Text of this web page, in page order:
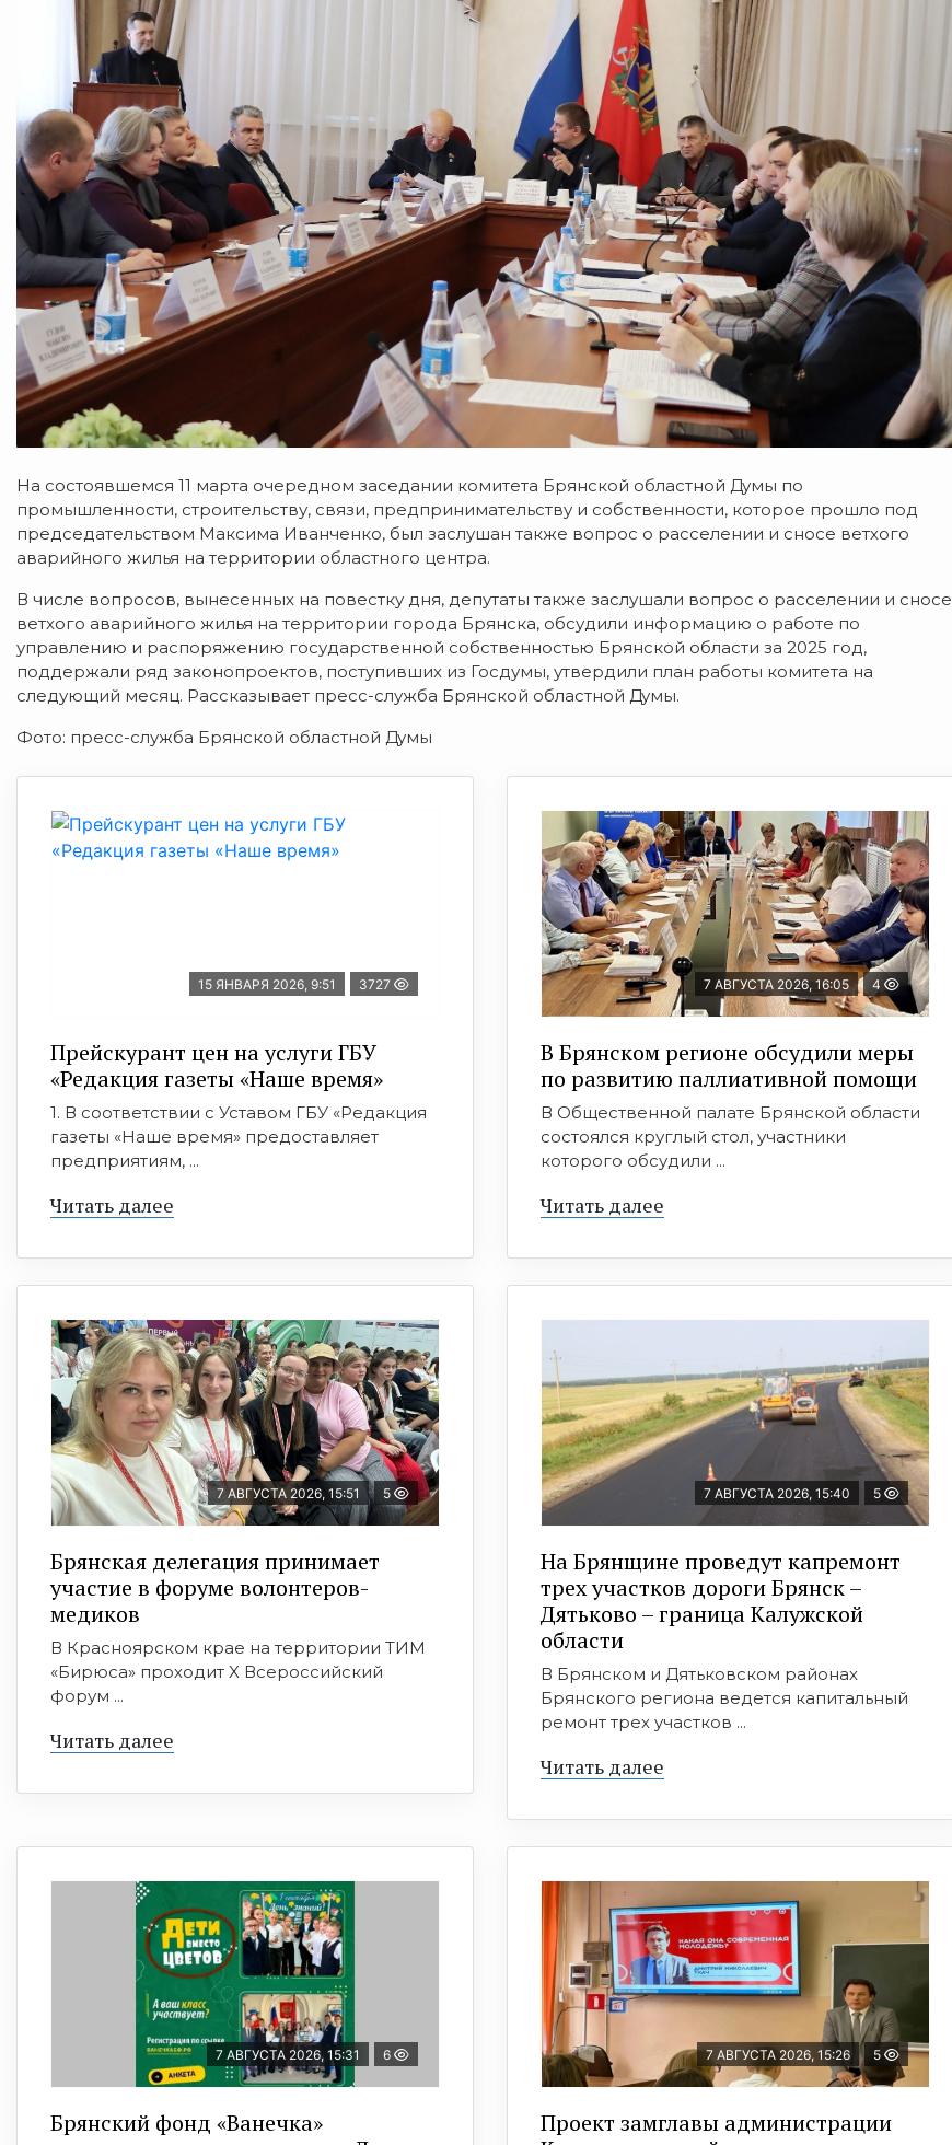
На состоявшемся 11 марта очередном заседании комитета Брянской областной Думы по
промышленности, строительству, связи, предпринимательству и собственности, которое прошло под
председательством Максима Иванченко, был заслушан также вопрос о расселении и сносе ветхого
аварийного жилья на территории областного центра.
В числе вопросов, вынесенных на повестку дня, депутаты также заслушали вопрос о расселении и сносе
ветхого аварийного жилья на территории города Брянска, обсудили информацию о работе по
управлению и распоряжению государственной собственностью Брянской области за 2025 год,
поддержали ряд законопроектов, поступивших из Госдумы, утвердили план работы комитета на
следующий месяц. Рассказывает пресс-служба Брянской областной Думы.
Фото: пресс-служба Брянской областной Думы
15 ЯНВАРЯ 2026, 9:51 3727
Прейскурант цен на услуги ГБУ
«Редакция газеты «Наше время»
1. В соответствии с Уставом ГБУ «Редакция
газеты «Наше время» предоставляет
предприятиям, ...
Читать далее
7 АВГУСТА 2026, 16:05 4
В Брянском регионе обсудили меры
по развитию паллиативной помощи
В Общественной палате Брянской области
состоялся круглый стол, участники
которого обсудили ...
Читать далее
7 АВГУСТА 2026, 15:51 5
Брянская делегация принимает
участие в форуме волонтеров-
медиков
В Красноярском крае на территории ТИМ
«Бирюса» проходит X Всероссийский
форум ...
Читать далее
7 АВГУСТА 2026, 15:40 5
На Брянщине проведут капремонт
трех участков дороги Брянск –
Дятьково – граница Калужской
области
В Брянском и Дятьковском районах
Брянского региона ведется капитальный
ремонт трех участков ...
Читать далее
7 АВГУСТА 2026, 15:31 6
Брянский фонд «Ванечка»
7 АВГУСТА 2026, 15:26 5
Проект замглавы администрации